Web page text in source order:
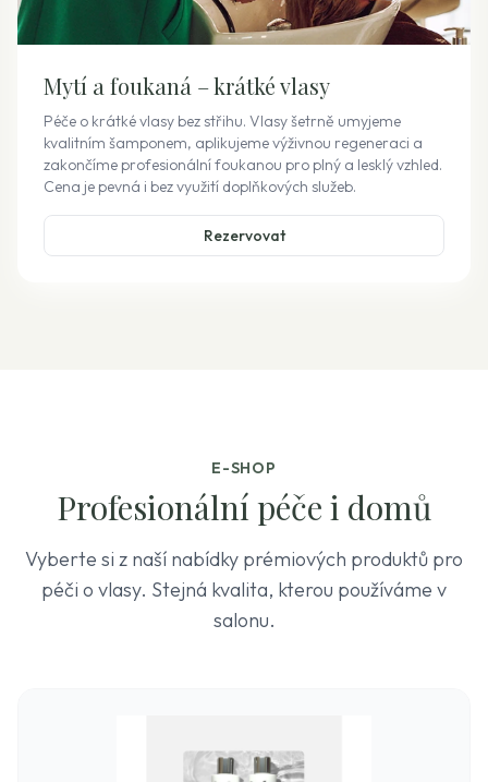
Mytí a foukaná – krátké vlasy
Péče o krátké vlasy bez střihu. Vlasy šetrně umyjeme
kvalitním šamponem, aplikujeme výživnou regeneraci a
zakončíme profesionální foukanou pro plný a lesklý vzhled.
Cena je pevná i bez využití doplňkových služeb.
Rezervovat
E-SHOP
Profesionální péče i domů
Vyberte si z naší nabídky prémiových produktů pro
péči o vlasy. Stejná kvalita, kterou používáme v
salonu.